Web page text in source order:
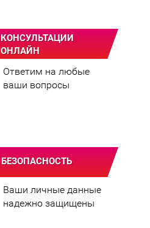
КОНСУЛЬТАЦИИ
ОНЛАЙН
Ответим на любые
ваши вопросы
БЕЗОПАСНОСТЬ
Ваши личные данные
надежно защищены